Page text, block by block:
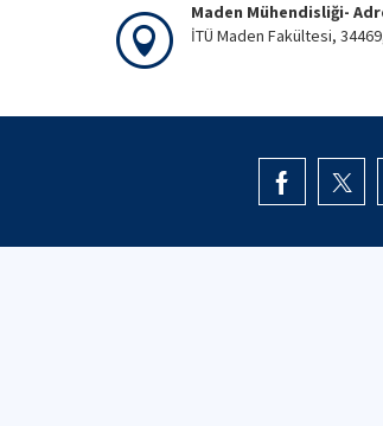
Maden Mühendisliği-
İTÜ Maden Fakültesi,